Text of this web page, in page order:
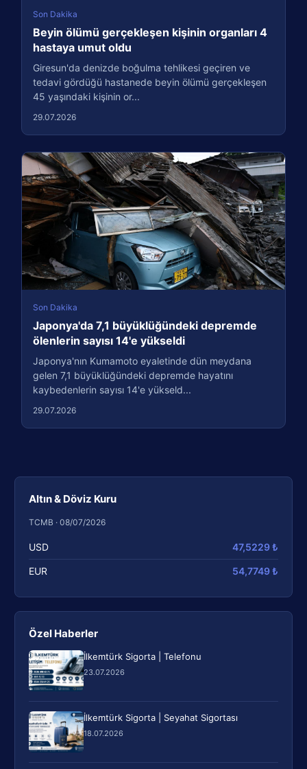
Altın & Döviz Kuru
TCMB · 08/07/2026
USD 47,5229 ₺
EUR 54,7749 ₺
Özel Haberler
İlkemtürk Sigorta | Telefonu
23.07.2026
İlkemtürk Sigorta | Seyahat Sigortası
18.07.2026
Son Dakika
Beyin ölümü gerçekleşen kişinin organları 4
hastaya umut oldu
Giresun'da denizde boğulma tehlikesi geçiren ve
tedavi gördüğü hastanede beyin ölümü gerçekleşen
45 yaşındaki kişinin or...
29.07.2026
Son Dakika
Japonya'da 7,1 büyüklüğündeki depremde
ölenlerin sayısı 14'e yükseldi
Japonya'nın Kumamoto eyaletinde dün meydana
gelen 7,1 büyüklüğündeki depremde hayatını
kaybedenlerin sayısı 14'e yükseld...
29.07.2026